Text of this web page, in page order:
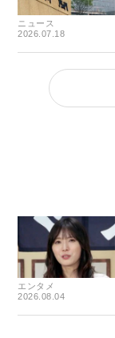
ニュース
2026.07.18
エンタメ
2026.08.04